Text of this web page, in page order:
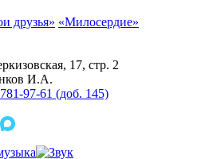
друзья» «Милосердие»
17, стр. 2
И.А.
97-61 (доб. 145)